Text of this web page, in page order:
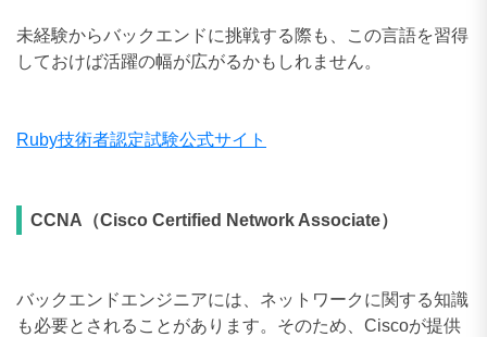
未経験からバックエンドに挑戦する際も、この言語を習得
しておけば活躍の幅が広がるかもしれません。
Ruby技術者認定試験公式サイト
CCNA（Cisco Certified Network Associate）
バックエンドエンジニアには、ネットワークに関する知識
も必要とされることがあります。そのため、Ciscoが提供